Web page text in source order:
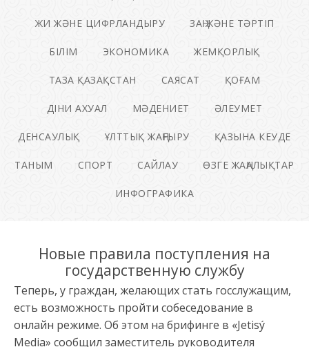
ЖИ ЖӘНЕ ЦИФРЛАНДЫРУ ЗАҢ ЖӘНЕ ТӘРТІП
БІЛІМ ЭКОНОМИКА ЖЕМҚОРЛЫҚ
ТАЗА ҚАЗАҚСТАН САЯСАТ ҚОҒАМ
ДІНИ АХУАЛ МӘДЕНИЕТ ӘЛЕУМЕТ
ДЕНСАУЛЫҚ ҰЛТТЫҚ ЖАҢҒЫРУ ҚАЗЫНА КЕУДЕ
ТАНЫМ СПОРТ САЙЛАУ ӨЗГЕ ЖАҢАЛЫҚТАР
ИНФОГРАФИКА
Новые правила поступления на
государственную службу
Теперь, у граждан, желающих стать госслужащим,
есть возможность пройти собеседование в
онлайн режиме. Об этом на брифинге в «Jetisý
Media» сообщил заместитель руководителя